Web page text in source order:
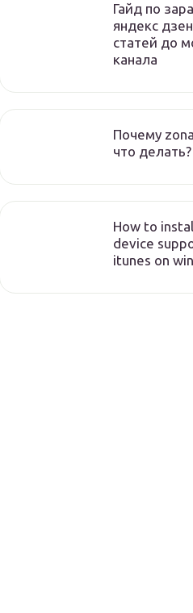
Гайд по
яндекс
статей до
канала
Почему
что делать?
How to
device
itunes on